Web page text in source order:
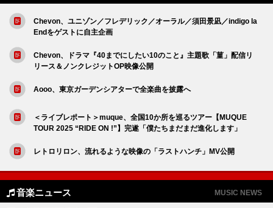
Chevon、ユニゾン／フレデリック／オーラル／須田景凪／indigo la
Endをゲストに自主企画
Chevon、ドラマ『40までにしたい10のこと』主題歌「菫」配信リ
リース＆ノンクレジットOP映像公開
Aooo、東京ガーデンシアターで全楽曲を披露へ
＜ライブレポート＞muque、全国10か所を巡るツアー【MUQUE
TOUR 2025 “RIDE ON !”】完遂「僕たちまだまだ進化します」
レトロリロン、流れるような映像の「ラストハンチ」MV公開
音楽ニュース MUSIC NEWS